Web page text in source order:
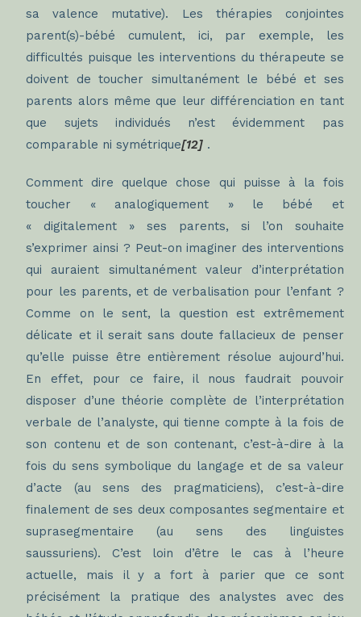
sa valence mutative). Les thérapies conjointes
parent(s)-bébé cumulent, ici, par exemple, les
difficultés puisque les interventions du thérapeute se
doivent de toucher simultanément le bébé et ses
parents alors même que leur différenciation en tant
que sujets individués n’est évidemment pas
comparable ni symétrique[12] .
Comment dire quelque chose qui puisse à la fois
toucher « analogiquement » le bébé et
« digitalement » ses parents, si l’on souhaite
s’exprimer ainsi ? Peut-on imaginer des interventions
qui auraient simultanément valeur d’interprétation
pour les parents, et de verbalisation pour l’enfant ?
Comme on le sent, la question est extrêmement
délicate et il serait sans doute fallacieux de penser
qu’elle puisse être entièrement résolue aujourd’hui.
En effet, pour ce faire, il nous faudrait pouvoir
disposer d’une théorie complète de l’interprétation
verbale de l’analyste, qui tienne compte à la fois de
son contenu et de son contenant, c’est-à-dire à la
fois du sens symbolique du langage et de sa valeur
d’acte (au sens des pragmaticiens), c’est-à-dire
finalement de ses deux composantes segmentaire et
suprasegmentaire (au sens des linguistes
saussuriens). C’est loin d’être le cas à l’heure
actuelle, mais il y a fort à parier que ce sont
précisément la pratique des analystes avec des